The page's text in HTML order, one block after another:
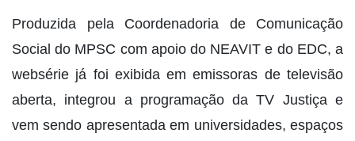
Produzida pela Coordenadoria de Comunicação
Social do MPSC com apoio do NEAVIT e do EDC, a
websérie já foi exibida em emissoras de televisão
aberta, integrou a programação da TV Justiça e
vem sendo apresentada em universidades, espaços